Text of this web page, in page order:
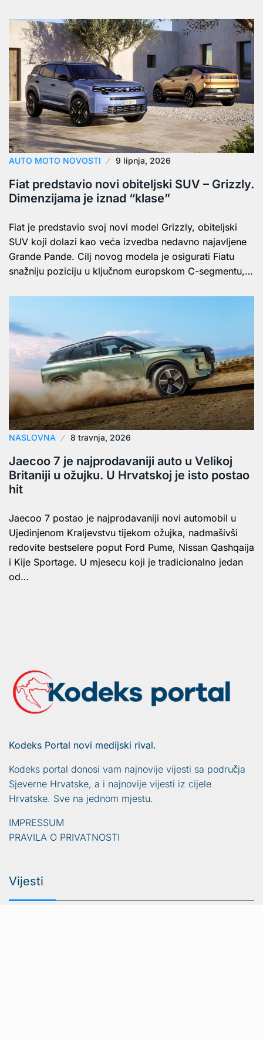
AUTO MOTO NOVOSTI 9 lipnja, 2026
Fiat predstavio novi obiteljski SUV – Grizzly.
Dimenzijama je iznad “klase”
Fiat je predstavio svoj novi model Grizzly, obiteljski
SUV koji dolazi kao veća izvedba nedavno najavljene
Grande Pande. Cilj novog modela je osigurati Fiatu
snažniju poziciju u ključnom europskom C-segmentu,…
NASLOVNA 8 travnja, 2026
Jaecoo 7 je najprodavaniji auto u Velikoj
Britaniji u ožujku. U Hrvatskoj je isto postao
hit
Jaecoo 7 postao je najprodavaniji novi automobil u
Ujedinjenom Kraljevstvu tijekom ožujka, nadmašivši
redovite bestselere poput Ford Pume, Nissan Qashqaija
i Kije Sportage. U mjesecu koji je tradicionalno jedan
od…
Kodeks Portal novi medijski rival.
Kodeks portal donosi vam najnovije vijesti sa područja
Sjeverne Hrvatske, a i najnovije vijesti iz cijele
Hrvatske. Sve na jednom mjestu.
IMPRESSUM
PRAVILA O PRIVATNOSTI
Vijesti